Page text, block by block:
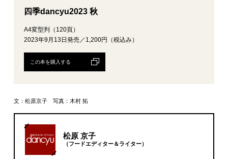
四季dancyu2023 秋
A4変型判（120頁）
2023年9月13日発売／1,200円（税込み）
この本を購入する
文：松原京子 写真：木村 拓
松原 京子
（フードエディター＆ライター）